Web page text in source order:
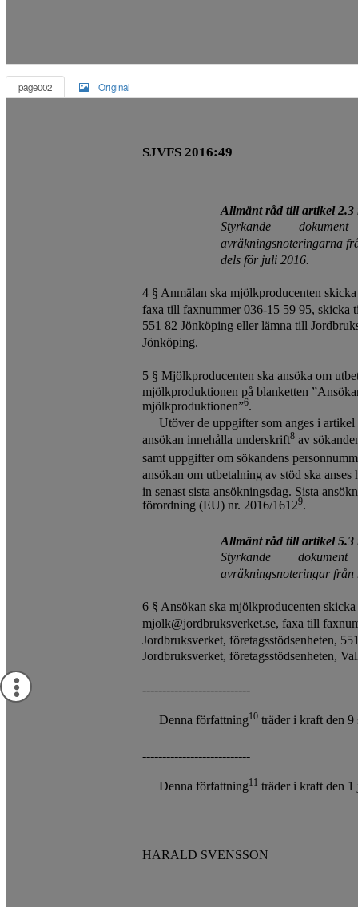
page002 Original
SJVFS 2016:49
Allmänt råd till artikel
Styrkande
dokument
avräkningsnoteringarna
dels för juli 2016.
4 § Anmälan ska mjölkproducenten
faxa till faxnummer 036-15 59 95, skicka
551 82 Jönköping eller lämna till
Jönköping.
5 § Mjölkproducenten ska ansöka om
mjölkproduktionen på blanketten
mjölkproduktionen”6.
Utöver de uppgifter som anges i
ansökan innehålla underskrift8 av
samt uppgifter om sökandens
ansökan om utbetalning av stöd ska
in senast sista ansökningsdag. Sista
förordning (EU) nr. 2016/16129.
Allmänt råd till artikel
Styrkande
dokument
avräkningsnoteringar från
6 § Ansökan ska mjölkproducenten
mjolk@jordbruksverket.se, faxa till
Jordbruksverket, företagsstödsenheten,
Jordbruksverket, företagsstödsenheten,
---------------------------
Denna författning10 träder i kraft den 9
---------------------------
Denna författning11 träder i kraft den 1
HARALD SVENSSON